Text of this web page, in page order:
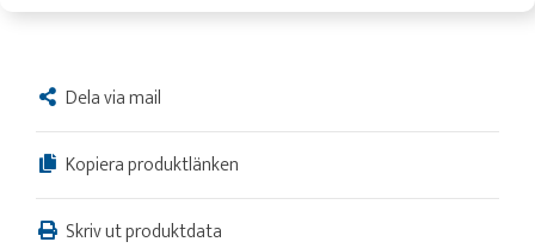
Dela via mail
Kopiera produktlänken
Skriv ut produktdata